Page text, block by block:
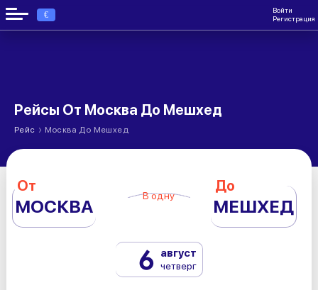
€
Войти
Регистрация
Рейсы От Москва До Мешхед
Рейс › Москва До Мешхед
От
МОСКВА В одну
До
МЕШХЕД
6 август
четверг